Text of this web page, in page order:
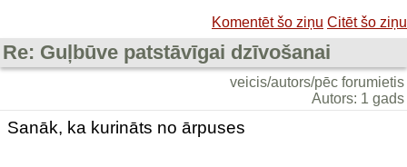
Komentēt šo ziņu Citēt šo ziņu
Re: Guļbūve patstāvīgai dzīvošanai
veicis/autors/pēc forumietis
Autors: 1 gads
Sanāk, ka kurināts no ārpuses